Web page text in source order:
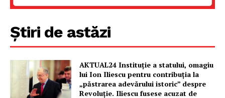
PRESShub
Proiecte editoriale
Rețea
Știri de astăzi
AKTUAL24 Instituție a statului, omagiu
lui Ion Iliescu pentru contribuția la
„păstrarea adevărului istoric” despre
Revoluție. Iliescu fusese acuzat de